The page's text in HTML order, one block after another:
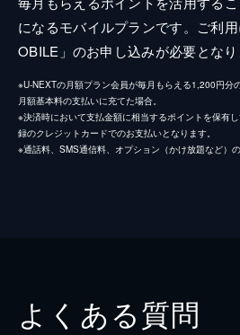
になるモバイルプランです。ご利
OBILE」のお申し込みが必要となり
※U-NEXTの月額プラン会員が毎月もらえる1,200円分
月額基本料の支払いに充てた場合。
※決済時において支払金額に相当するポイントを保有
録のクレジットカードでのお支払いとなります。
※通話料、SMS通信料、オプション（かけ放題など）
よくある質問